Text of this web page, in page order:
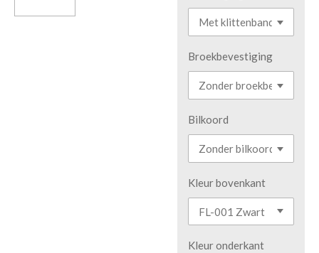
Broekbevestiging
Bilkoord
Kleur bovenkant
Kleur onderkant